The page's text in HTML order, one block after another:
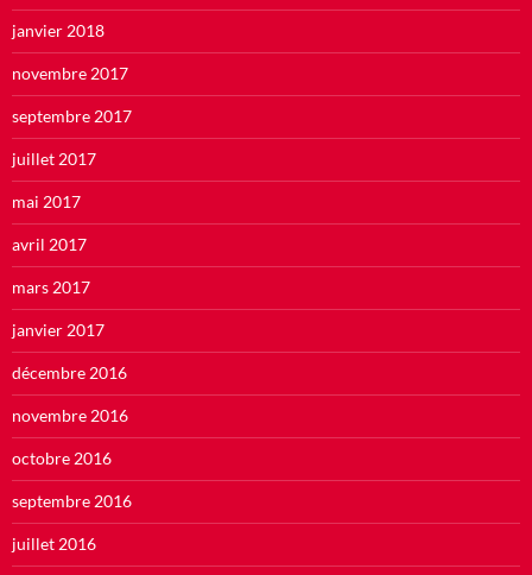
janvier 2018
novembre 2017
septembre 2017
juillet 2017
mai 2017
avril 2017
mars 2017
janvier 2017
décembre 2016
novembre 2016
octobre 2016
septembre 2016
juillet 2016